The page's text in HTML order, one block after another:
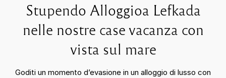
Stupendo Alloggioa Lefkada
nelle nostre case vacanza con
vista sul mare
Goditi un momento d’evasione in un alloggio di lusso con